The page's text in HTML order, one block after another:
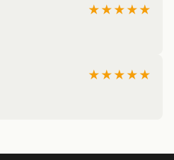
★★★★★
★★★★★